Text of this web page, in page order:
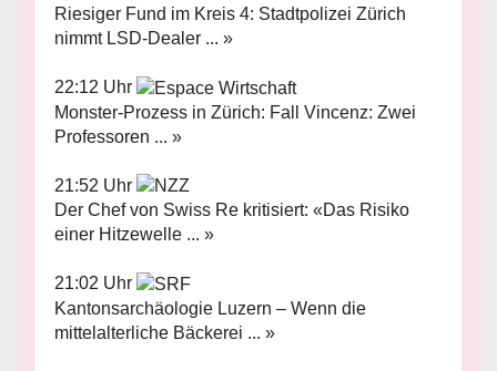
Riesiger Fund im Kreis 4: Stadtpolizei Zürich
nimmt LSD-Dealer ... »
22:12 Uhr
Monster-Prozess in Zürich: Fall Vincenz: Zwei
Professoren ... »
21:52 Uhr
Der Chef von Swiss Re kritisiert: «Das Risiko
einer Hitzewelle ... »
21:02 Uhr
Kantonsarchäologie Luzern – Wenn die
mittelalterliche Bäckerei ... »